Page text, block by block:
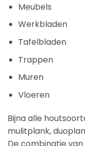
Meubels
Werkbladen
Tafelbladen
Trappen
Muren
Vloeren
Bijna alle
mulitplank,
De combinatie